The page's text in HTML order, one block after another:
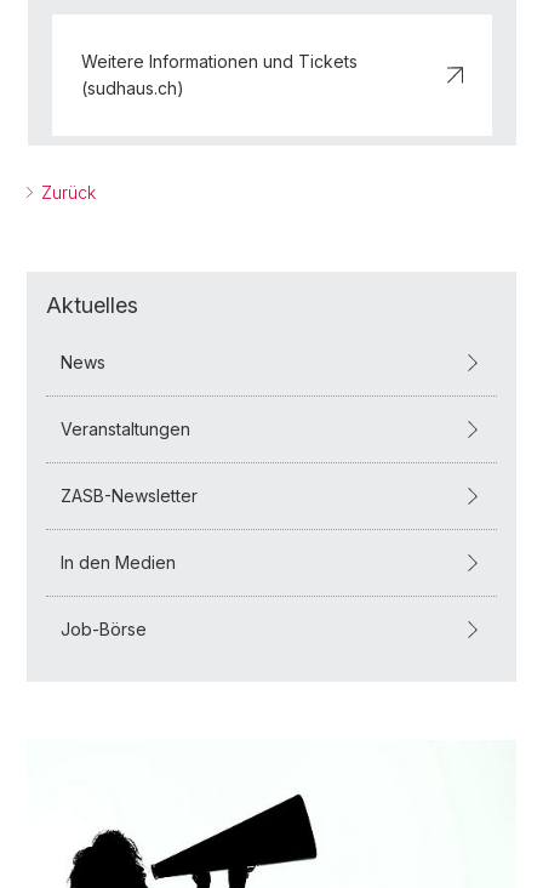
Weitere Informationen und Tickets
(sudhaus.ch)
Zurück
Aktuelles
News
Veranstaltungen
ZASB-Newsletter
In den Medien
Job-Börse